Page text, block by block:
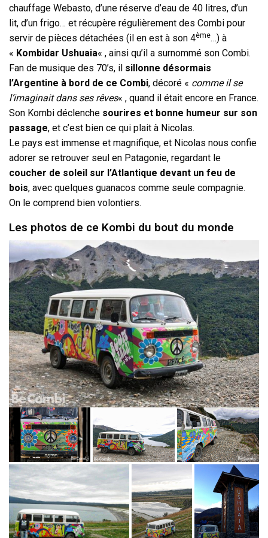
chauffage Webasto, d’une réserve d’eau de 40 litres, d’un
lit, d’un frigo… et récupère régulièrement des Combi pour
servir de pièces détachées (il en est à son 4ème…) à
« Kombidar Ushuaia« , ainsi qu’il a surnommé son Combi.
Fan de musique des 70’s, il sillonne désormais
l’Argentine à bord de ce Combi, décoré « comme il se
l’imaginait dans ses rêves« , quand il était encore en France.
Son Kombi déclenche sourires et bonne humeur sur son
passage, et c’est bien ce qui plait à Nicolas.
Le pays est immense et magnifique, et Nicolas nous confie
adorer se retrouver seul en Patagonie, regardant le
coucher de soleil sur l’Atlantique devant un feu de
bois, avec quelques guanacos comme seule compagnie.
On le comprend bien volontiers.
Les photos de ce Kombi du bout du monde